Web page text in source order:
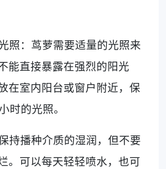
照：茑萝需要适量的光照来
能直接暴露在强烈的阳光
在室内阳台或窗户附近，保
时的光照。
持播种介质的湿润，但不要
。可以每天轻轻喷水，也可